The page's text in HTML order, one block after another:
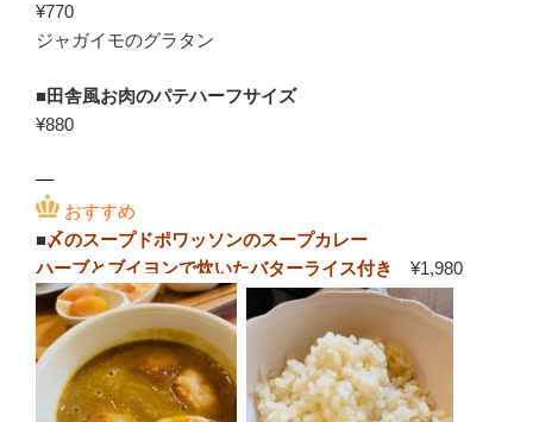
¥770
ジャガイモのグラタン
■田舎風お肉のパテハーフサイズ
¥880
—
おすすめ
■〆のスープドポワッソンのスープカレー
ハーブとブイヨンで炊いたバターライス付き ¥1,980